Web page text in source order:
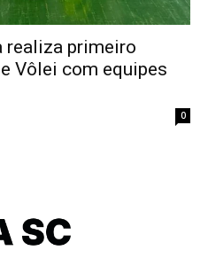
realiza primeiro
Vôlei com equipes
0